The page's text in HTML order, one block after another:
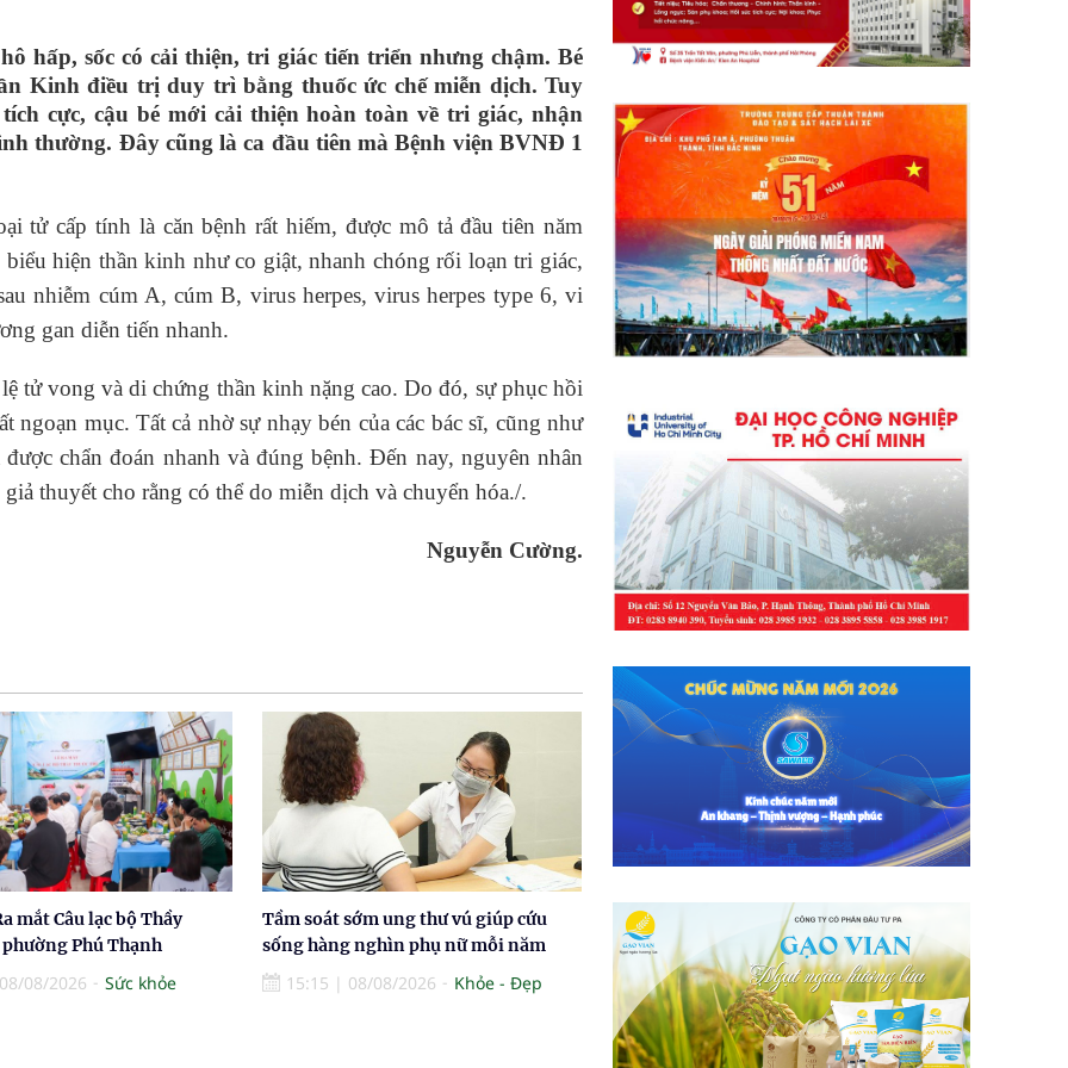
hấp, sốc có cải thiện, tri giác tiến triển nhưng chậm. Bé
Kinh điều trị duy trì bằng thuốc ức chế miễn dịch. Tuy
cực, cậu bé mới cải thiện hoàn toàn về tri giác, nhận
thường. Đây cũng là ca đầu tiên mà Bệnh viện BVNĐ 1
tử cấp tính là căn bệnh rất hiếm, được mô tả đầu tiên năm
hiện thần kinh như co giật, nhanh chóng rối loạn tri giác,
nhiễm cúm A, cúm B, virus herpes, virus herpes type 6, vi
gan diễn tiến nhanh.
tử vong và di chứng thần kinh nặng cao. Do đó, sự phục hồi
ngoạn mục. Tất cả nhờ sự nhạy bén của các bác sĩ, cũng như
chẩn đoán nhanh và đúng bệnh. Đến nay, nguyên nhân
thuyết cho rằng có thể do miễn dịch và chuyển hóa./.
Nguyễn Cường.
mắt Câu lạc bộ Thầy
Phú Thạnh
08/08/2026 Sức khỏe
Tầm soát sớm ung thư vú giúp cứu
sống hàng nghìn phụ nữ mỗi năm
15:15 | 08/08/2026 Khỏe - Đẹp